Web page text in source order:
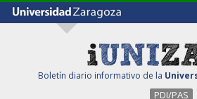
Boletín diario informativo de la
PDI/PAS